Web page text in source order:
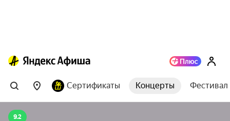
Сертификаты Концерты
9.2